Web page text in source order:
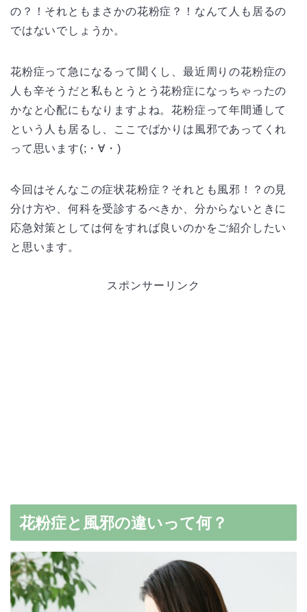
の？！それともまさかの花粉症？！なんて人も居るの
ではないでしょうか。
花粉症って急になるって聞くし、最近周りの花粉症の
人も辛そうだと私もとうとう花粉症になっちゃったの
かなと心配にもなりますよね。花粉症って年間通して
という人も居るし、ここでばかりは風邪であってくれ
って思います(;・∀・)
今回はそんなこの症状花粉症？それとも風邪！？の見
分け方や、何科を受診するべきか、分からないときに
応急対策としては何をすれば良いのかをご紹介したい
と思います。
スポンサーリンク
花粉症と風邪の違いって何？